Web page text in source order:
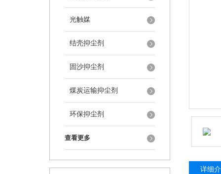
光触媒
结壳抑尘剂
固沙抑尘剂
煤炭运输抑尘剂
环保抑尘剂
查看更多
详细